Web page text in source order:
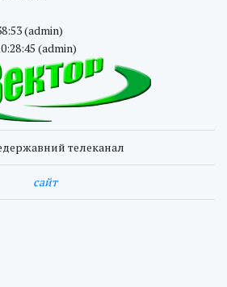
(admin)
(admin)
телеканал
cайт